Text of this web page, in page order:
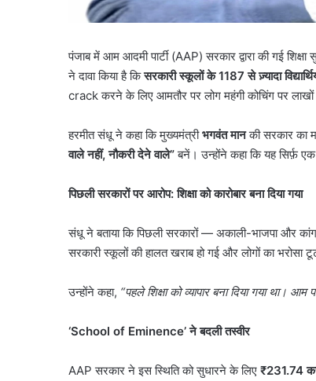
पंजाब में आम आदमी पार्टी (AAP) सरकार द्वारा की गई
ने दावा किया है किसरकारी स्कूलों के1187से ज़्यादा
crack करने के लिए आमतौर पर लोग महंगी कोचिंग पर
हरमीत संधू ने कहा कि मुख्यमंत्रीभगवंत मानकी सरकार का
वाले नहीं,नौकरी देने वाले”बनें। उन्होंने कहा कि यह सिर्फ़
पिछली सरकारों पर आरोप: शिक्षा को कारोबार बना दिया गया
संधू ने बताया कि पिछली सरकारों — अकाली-भाजपा और
सरकारी स्कूलों की हालत खराब हो गई और लोगों का भरोसा
उन्होंने कहा, “पहले शिक्षा को व्यापार बना दिया गया था।
‘School of Eminence’ने बदली तस्वीर
AAP सरकार ने इस स्थिति को सुधारने के लिए ₹231.74